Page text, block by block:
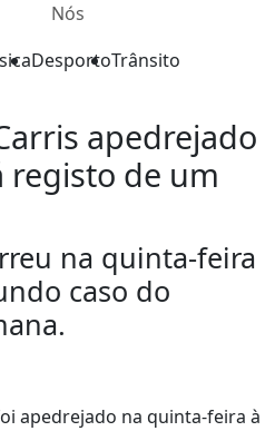
Nós
DesportoTrânsito
apedrejado
registo de um
na quinta-feira
caso do
apedrejado na quinta-feira à